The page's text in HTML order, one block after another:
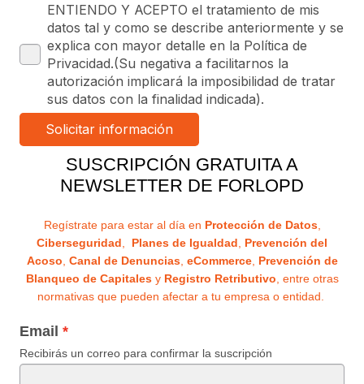
ENTIENDO Y ACEPTO el tratamiento de mis
datos tal y como se describe anteriormente y se
explica con mayor detalle en la Política de
Privacidad.(Su negativa a facilitarnos la
autorización implicará la imposibilidad de tratar
sus datos con la finalidad indicada).
SUSCRIPCIÓN GRATUITA A
NEWSLETTER DE FORLOPD
Regístrate para estar al día en Protección de Datos,
Ciberseguridad, Planes de Igualdad, Prevención del
Acoso, Canal de Denuncias, eCommerce, Prevención de
Blanqueo de Capitalesy Registro Retributivo, entre otras
normativas que pueden afectar a tu empresa o entidad.
Email
Recibirás un correo para confirmar la suscripción